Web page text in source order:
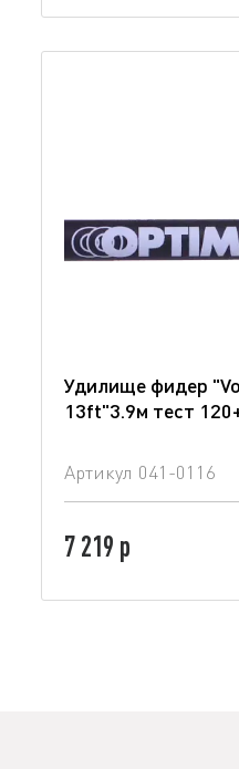
Удилище фидер
13ft"3.9м тест
Артикул 041-0116
7 219 р